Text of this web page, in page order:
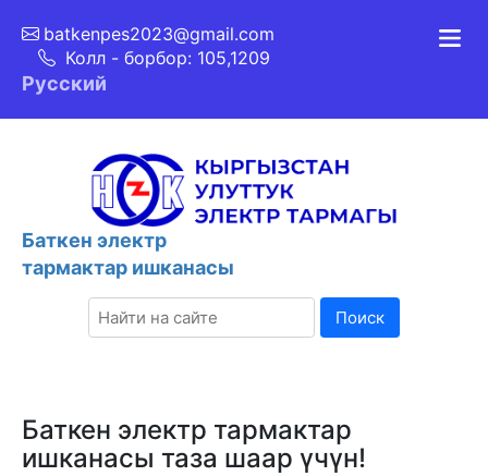
batkenpes2023@gmail.com
Колл - борбор: 105,1209
Русский
Баткен электр
тармактар ишканасы
Поиск
Баткен электр тармактар
ишканасы таза шаар үчүн!